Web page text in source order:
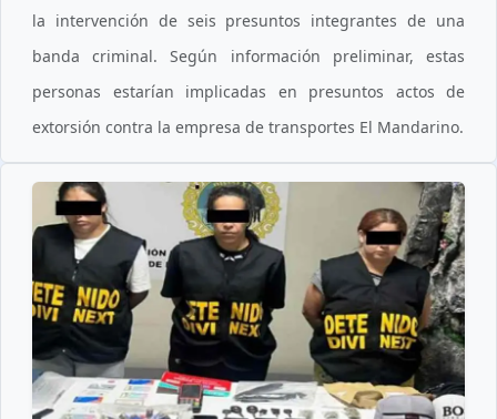
la intervención de seis presuntos integrantes de una
banda criminal. Según información preliminar, estas
personas estarían implicadas en presuntos actos de
extorsión contra la empresa de transportes El Mandarino.